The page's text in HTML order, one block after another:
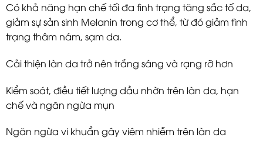
Có khả năng hạn chế tối đa tình trạng tăng sắc tố da,
giảm sự sản sinh Melanin trong cơ thể, từ đó giảm tình
trạng thâm nám, sạm da.
Cải thiện làn da trở nên trắng sáng và rạng rỡ hơn
Kiểm soát, điều tiết lượng dầu nhờn trên làn da, hạn
chế và ngăn ngừa mụn
Ngăn ngừa vi khuẩn gây viêm nhiễm trên làn da